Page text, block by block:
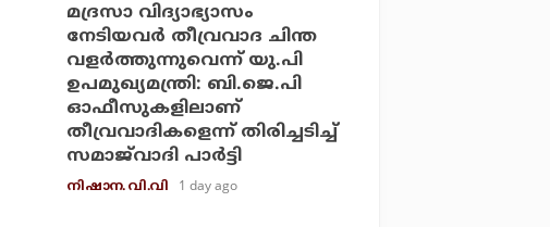
മദ്രസാ വിദ്യാഭ്യാസം
നേടിയവര്‍ തീവ്രവാദ ചിന്ത
വളര്‍ത്തുന്നുവെന്ന് യു.പി
ഉപമുഖ്യമന്ത്രി: ബി.ജെ.പി
ഓഫീസുകളിലാണ്
തീവ്രവാദികളെന്ന് തിരിച്ചടിച്ച്
സമാജ്‌വാദി പാര്‍ട്ടി
നിഷാന. വി.വി 1 day ago